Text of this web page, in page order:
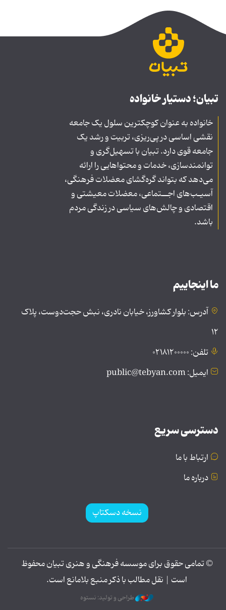
تبیان؛ دستیار خانواده
خانواده به عنوان کوچکترین سلول یک جامعه
نقشی اساسی در پی‌ریزی، تربیت و رشد یک
جامعه قوی دارد. تبیان با تسهیل‌گری و
توانمندسازی، خدمات و محتواهایی را ارائه
می‌دهد که بتواند گره‌گشای معضلات فرهنگی،
آسیـب‌های اجــتماعی، معضلات معیشتی و
اقتصادی و چالش‌های سیاسی در زندگی مردم
باشد.
ما اینجاییم
آدرس: بلوار کشاورز، خیابان نادری، نبش حجت‌دوست، پلاک
۱۲
تلفن: ۰۲۱۸۱۲۰۰۰۰۰
ایمیل: public@tebyan.com
دسترسی سریع
ارتباط با ما
درباره ما
نسخه دسکتاپ
© تمامی حقوق برای موسسه فرهنگی و هنری تبیان محفوظ
است | نقل مطالب با ذکر منبع بلامانع است.
طراحی و تولید: نستوه